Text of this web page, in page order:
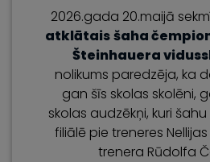
2026.gada 20.maijā
atklātaisšaha
Šteinhauera
nolikums paredzēja, ka
gan šīs skolas skolēni,
skolas audzēkņi, kuri
filiālē pie treneres
trenera Rūdolfa